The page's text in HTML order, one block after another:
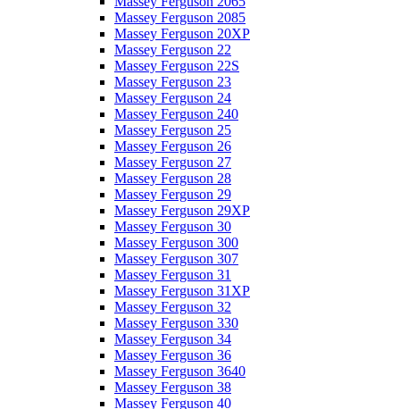
Massey Ferguson 2085
Massey Ferguson 20XP
Massey Ferguson 22
Massey Ferguson 22S
Massey Ferguson 23
Massey Ferguson 24
Massey Ferguson 240
Massey Ferguson 25
Massey Ferguson 26
Massey Ferguson 27
Massey Ferguson 28
Massey Ferguson 29
Massey Ferguson 29XP
Massey Ferguson 30
Massey Ferguson 300
Massey Ferguson 307
Massey Ferguson 31
Massey Ferguson 31XP
Massey Ferguson 32
Massey Ferguson 330
Massey Ferguson 34
Massey Ferguson 36
Massey Ferguson 3640
Massey Ferguson 38
Massey Ferguson 40